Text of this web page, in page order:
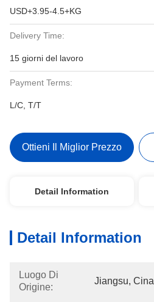
USD+3.95-4.5+KG
Delivery Time:
15 giorni del lavoro
Payment Terms:
L/C, T/T
Ottieni Il Miglior Prezzo
Detail Information
Detail Information
Luogo Di
Origine:
Jiangsu, Cina